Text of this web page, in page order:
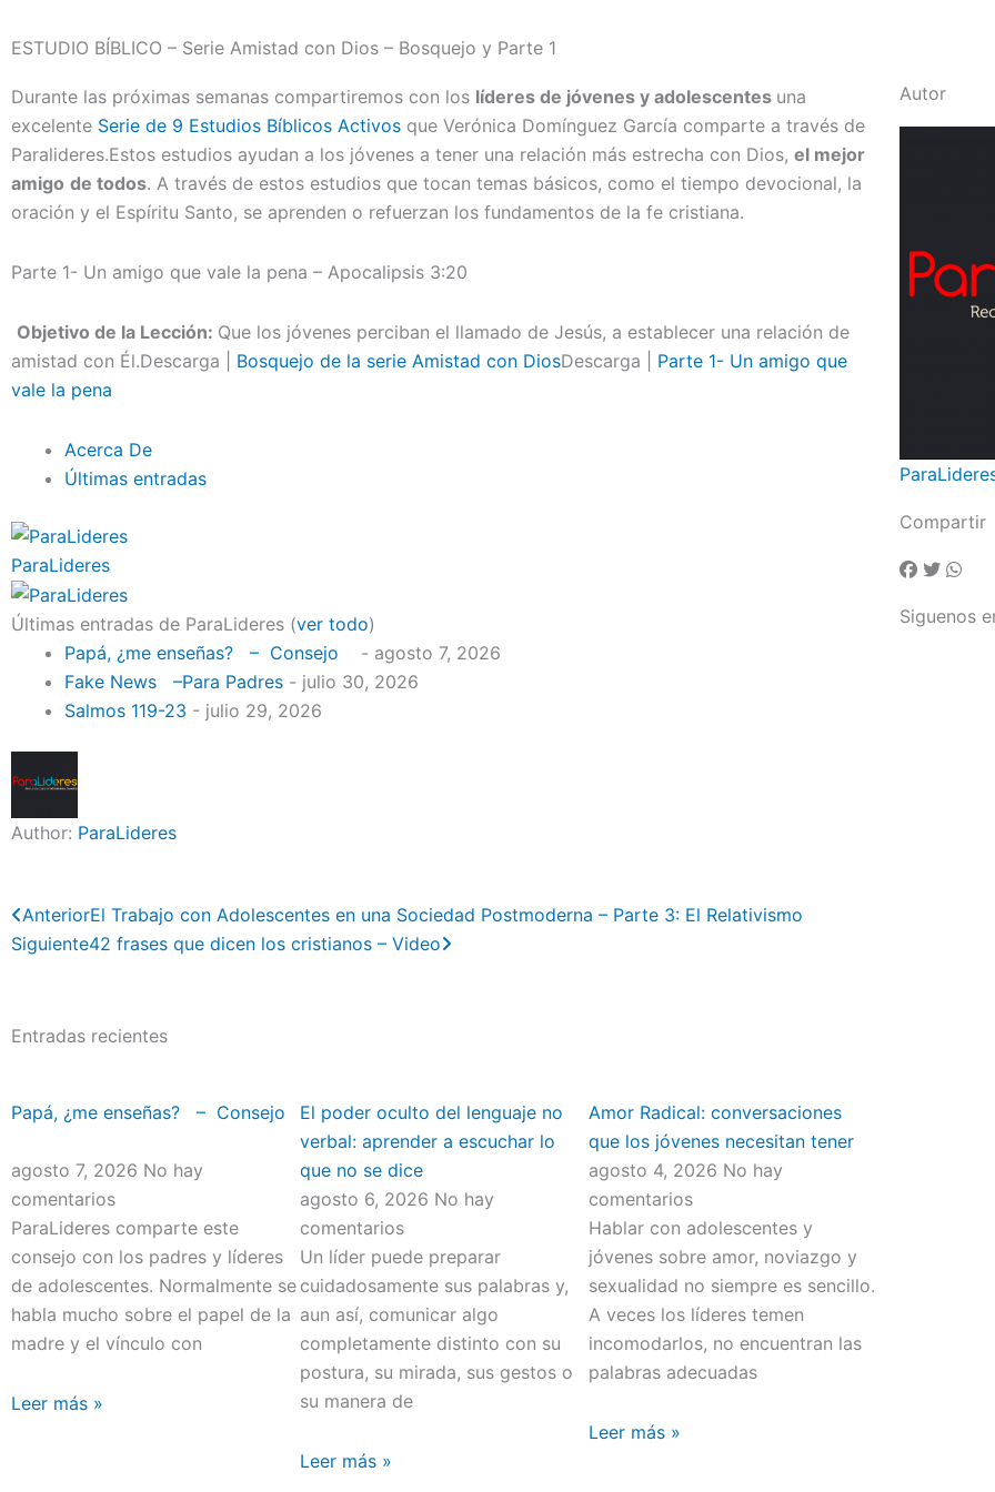
ESTUDIO BÍBLICO – Serie Amistad con Dios – Bosquejo y Parte 1
Durante las próximas semanas compartiremos con los líderes de jóvenes y adolescentes una
excelente Serie de 9 Estudios Bíblicos Activos que Verónica Domínguez García comparte a través de
Paralideres.Estos estudios ayudan a los jóvenes a tener una relación más estrecha con Dios, el mejor
amigo de todos. A través de estos estudios que tocan temas básicos, como el tiempo devocional, la
oración y el Espíritu Santo, se aprenden o refuerzan los fundamentos de la fe cristiana.
Parte 1- Un amigo que vale la pena – Apocalipsis 3:20
Objetivo de la Lección: Que los jóvenes perciban el llamado de Jesús, a establecer una relación de
amistad con Él.Descarga |
Bosquejo de la serie Amistad con DiosDescarga | Parte 1- Un amigo que
vale la pena
Acerca De
Últimas entradas
ParaLideres
Últimas entradas de ParaLideres (ver todo)
Papá, ¿me enseñas? – Consejo
- agosto 7, 2026
Fake News –Para Padres - julio 30, 2026
Salmos 119-23 - julio 29, 2026
Author: ParaLideres
Previo
AnteriorEl Trabajo con Adolescentes en una Sociedad Postmoderna – Parte 3: El Relativismo
Siguiente42 frases que dicen los cristianos – Video
Next
Entradas recientes
Papá, ¿me enseñas? – Consejo
agosto 7, 2026 No hay
comentarios
ParaLideres comparte este
consejo con los padres y líderes
de adolescentes. Normalmente se
habla mucho sobre el papel de la
madre y el vínculo con
Leer más »
El poder oculto del lenguaje no
verbal: aprender a escuchar lo
que no se dice
agosto 6, 2026 No hay
comentarios
Un líder puede preparar
cuidadosamente sus palabras y,
aun así, comunicar algo
completamente distinto con su
postura, su mirada, sus gestos o
su manera de
Leer más »
Amor Radical: conversaciones
que los jóvenes necesitan tener
agosto 4, 2026 No hay
comentarios
Hablar con adolescentes y
jóvenes sobre amor, noviazgo y
sexualidad no siempre es sencillo.
A veces los líderes temen
incomodarlos, no encuentran las
palabras adecuadas
Leer más »
Autor
Compartir
Siguenos